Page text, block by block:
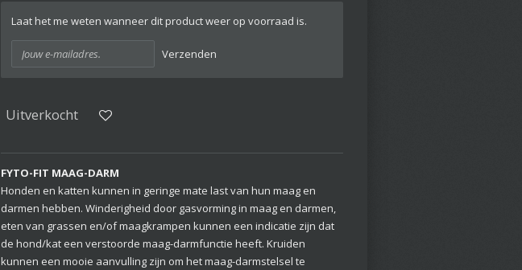
Laat het me weten wanneer dit product weer op voorraad is.
Verzenden
Uitverkocht
FYTO-FIT MAAG-DARM
Honden en katten kunnen in geringe mate last van hun maag en
darmen hebben. Winderigheid door gasvorming in maag en darmen,
eten van grassen en/of maagkrampen kunnen een indicatie zijn dat
de hond/kat een verstoorde maag-darmfunctie heeft. Kruiden
kunnen een mooie aanvulling zijn om het maag-darmstelsel te